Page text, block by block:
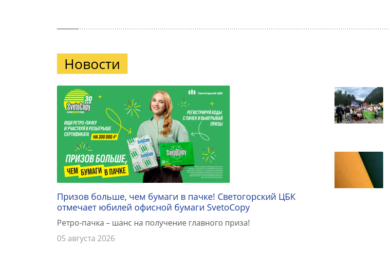
Новости
Призов больше, чем бумаги в пачке! Светогорский ЦБК
отмечает юбилей офисной бумаги SvetoCopy
Ретро-пачка – шанс на получение главного приза!
05 августа 2026